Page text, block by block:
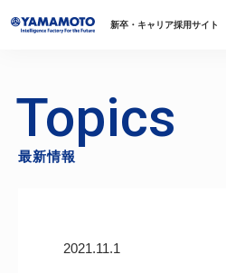
新卒・キャリア採用サイト
Topics
最新情報
2021.11.1